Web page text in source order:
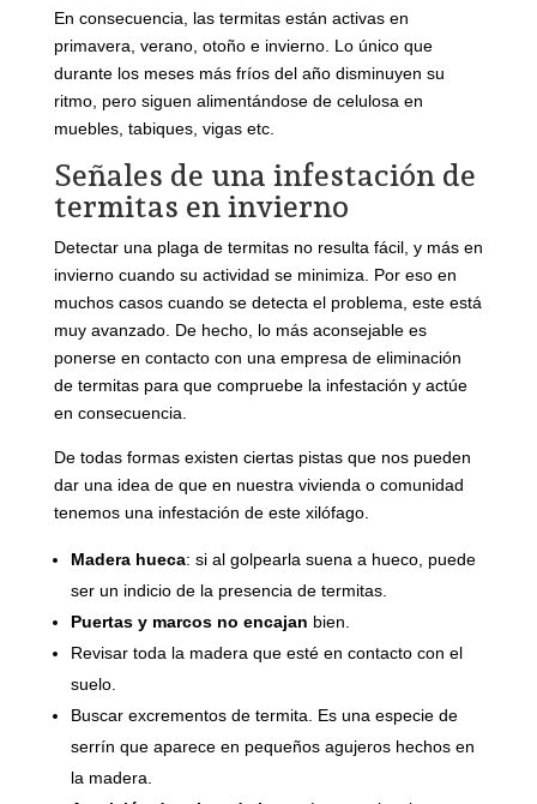
En consecuencia, las termitas están activas en
primavera, verano, otoño e invierno. Lo único que
durante los meses más fríos del año disminuyen su
ritmo, pero siguen alimentándose de celulosa en
muebles, tabiques, vigas etc.
Señales de una infestación de
termitas en invierno
Detectar una plaga de termitas no resulta fácil, y más en
invierno cuando su actividad se minimiza. Por eso en
muchos casos cuando se detecta el problema, este está
muy avanzado. De hecho, lo más aconsejable es
ponerse en contacto con una empresa de eliminación
de termitas para que compruebe la infestación y actúe
en consecuencia.
De todas formas existen ciertas pistas que nos pueden
dar una idea de que en nuestra vivienda o comunidad
tenemos una infestación de este xilófago.
Madera hueca: si al golpearla suena a hueco, puede
ser un indicio de la presencia de termitas.
Puertas y marcos no encajan bien.
Revisar toda la madera que esté en contacto con el
suelo.
Buscar excrementos de termita. Es una especie de
serrín que aparece en pequeños agujeros hechos en
la madera.